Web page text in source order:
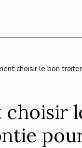
choisir le bon
choisir